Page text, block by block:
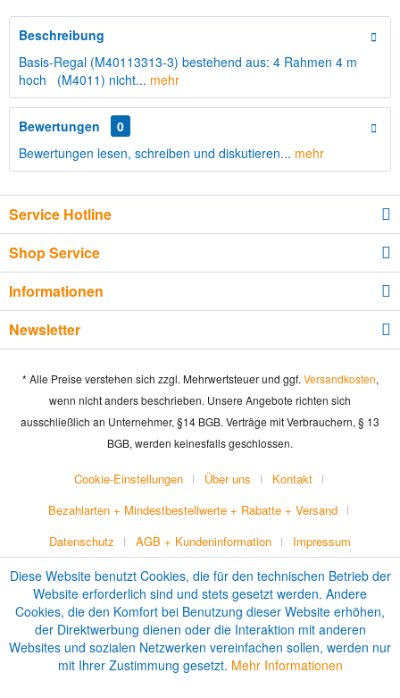
Beschreibung
Basis-Regal (M40113313-3) bestehend aus: 4 Rahmen 4 m
hoch (M4011) nicht... mehr
Bewertungen
0
Bewertungen lesen, schreiben und diskutieren... mehr
Service Hotline
Shop Service
Informationen
Newsletter
* Alle Preise verstehen sich zzgl. Mehrwertsteuer und ggf. Versandkosten,
wenn nicht anders beschrieben. Unsere Angebote richten sich
ausschließlich an Unternehmer, §14 BGB. Verträge mit Verbrauchern, § 13
BGB, werden keinesfalls geschlossen.
Cookie-Einstellungen Über uns
Kontakt
Bezahlarten + Mindestbestellwerte + Rabatte + Versand
Datenschutz
AGB + Kundeninformation Impressum
Diese Website benutzt Cookies, die für den technischen Betrieb der
Website erforderlich sind und stets gesetzt werden. Andere
Cookies, die den Komfort bei Benutzung dieser Website erhöhen,
der Direktwerbung dienen oder die Interaktion mit anderen
Websites und sozialen Netzwerken vereinfachen sollen, werden nur
mit Ihrer Zustimmung gesetzt. Mehr Informationen